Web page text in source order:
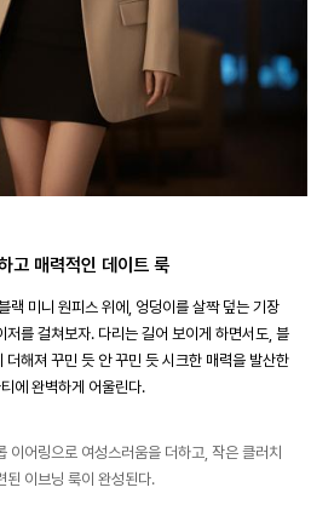
고 매력적인 데이트 룩
랙 미니 원피스 위에, 엉덩이를 살짝 덮는 기장
저를 걸쳐보자. 다리는 길어 보이게 하면서도, 블
더해져 꾸민 듯 안 꾸민 듯 시크한 매력을 발산한
에 완벽하게 어울린다.
이어링으로 여성스러움을 더하고, 작은 클러치
된 이브닝 룩이 완성된다.